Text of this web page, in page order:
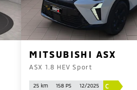
MITSUBISHI ASX
ASX 1.8 HEV Sport
25 km 158 PS 12/2025 C